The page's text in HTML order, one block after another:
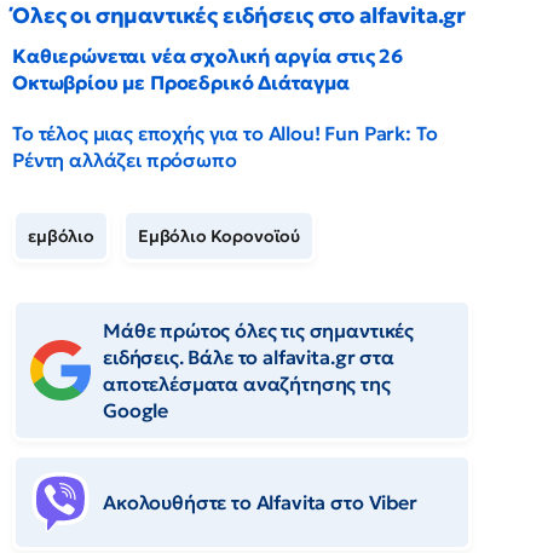
Όλες οι σημαντικές ειδήσεις στο alfavita.gr
Καθιερώνεται νέα σχολική αργία στις 26
Οκτωβρίου με Προεδρικό Διάταγμα
Το τέλος μιας εποχής για το Allou! Fun Park: Το
Ρέντη αλλάζει πρόσωπο
εμβόλιο Εμβόλιο Κορονοϊού
Μάθε πρώτος όλες τις σημαντικές
ειδήσεις. Βάλε το alfavita.gr στα
αποτελέσματα αναζήτησης της
Google
Ακολουθήστε το Αlfavita στο Viber